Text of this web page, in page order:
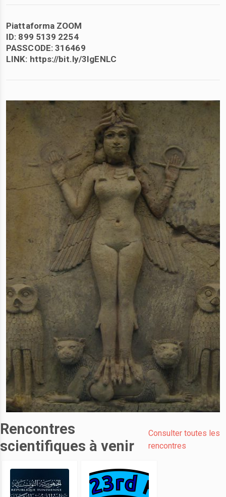
Piattaforma ZOOM
ID: 899 5139 2254
PASSCODE: 316469
LINK: https://bit.ly/3IgENLC
Rencontres
scientifiques à venir
Consulter toutes les
rencontres